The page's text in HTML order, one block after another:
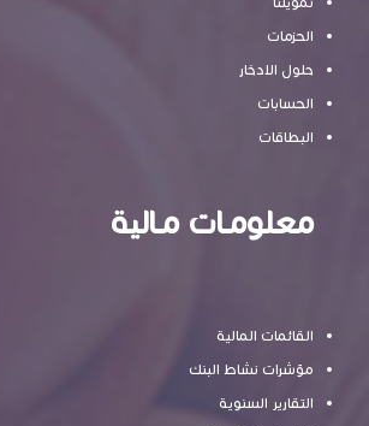
الحزمات
حلول الادخار
الحسابات
البطاقات
معلومـات مـالية
القائمات المالية
مؤشرات نشاط البنك
التقارير السنوية